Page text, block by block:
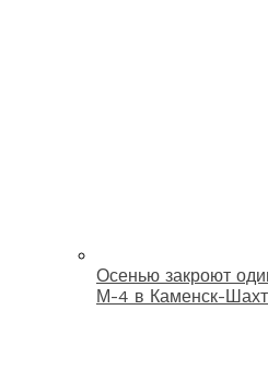
Осенью закроют
М-4 в Каменск-